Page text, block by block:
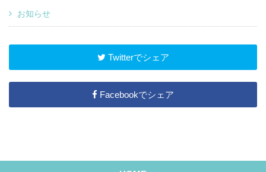
お知らせ
Twitterでシェア
Facebookでシェア